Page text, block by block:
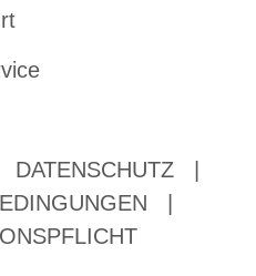
DATENSCHUTZ